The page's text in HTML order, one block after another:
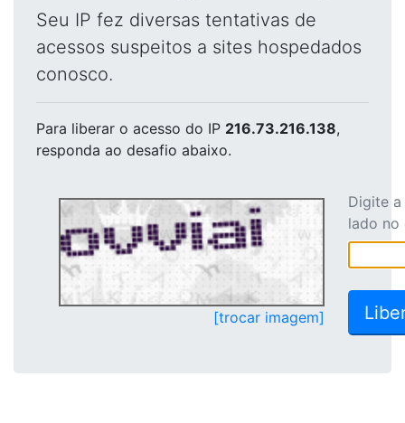
Seu IP fez diversas tentativas de
acessos suspeitos a sites hospedados
conosco.
Para liberar o acesso do IP 216.73.216.138,
responda ao desafio abaixo.
[trocar imagem]
Digite
lado no